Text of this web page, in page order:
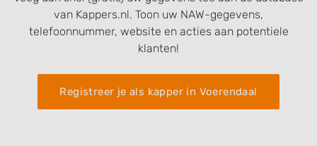
van Kappers.nl. Toon uw NAW-gegevens,
telefoonnummer, website en acties aan potentiele
klanten!
Registreer je als kapper in Voerendaal